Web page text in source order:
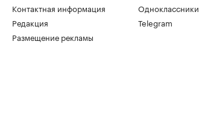
Контактная информация
Редакция
Размещение рекламы
Одноклассники
Telegram